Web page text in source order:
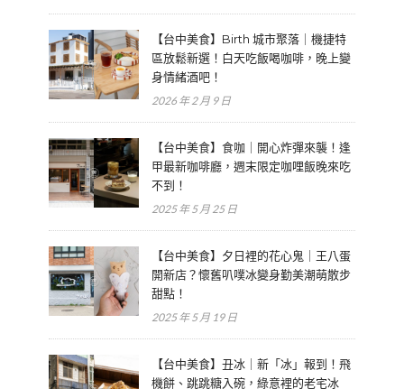
【台中美食】Birth 城市聚落｜機捷特
區放鬆新選！白天吃飯喝咖啡，晚上變
身情緒酒吧！
2026 年 2 月 9 日
【台中美食】食咖｜開心炸彈來襲！逢
甲最新咖啡廳，週末限定咖哩飯晚來吃
不到！
2025 年 5 月 25 日
【台中美食】夕日裡的花心鬼｜王八蛋
開新店？懷舊叭噗冰變身勤美潮萌散步
甜點！
2025 年 5 月 19 日
【台中美食】丑冰｜新「冰」報到！飛
機餅、跳跳糖入碗，綠意裡的老宅冰